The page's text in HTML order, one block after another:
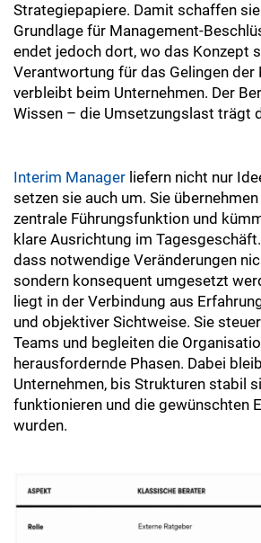
Strategiepapiere. Damit schaffen
Grundlage für Management-
endet jedoch dort, wo das Konzept
Verantwortung für das Gelingen der
verbleibt beim Unternehmen. Der
Wissen – die Umsetzungslast trägt
Interim Manager liefern nicht nur
setzen sie auch um. Sie
zentrale Führungsfunktion und
klare Ausrichtung im
dass notwendige Veränderungen
sondern konsequent umgesetzt
liegt in der Verbindung aus
und objektiver Sichtweise. Sie
Teams und begleiten die
herausfordernde Phasen. Dabei
Unternehmen, bis Strukturen stabil
funktionieren und die gewünschten
wurden.